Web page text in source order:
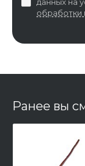
обработки
Ранее вы